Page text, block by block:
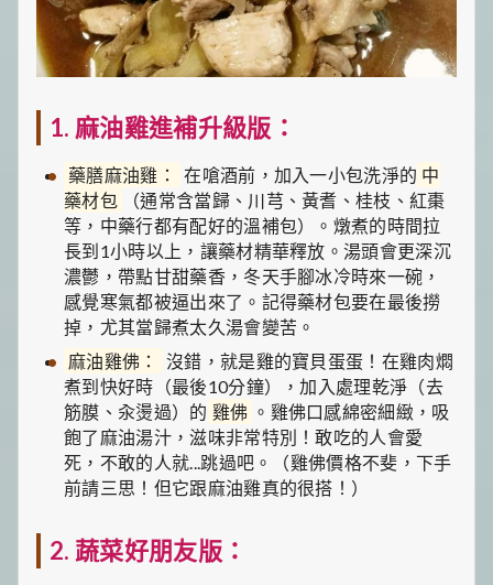
1. 麻油雞進補升級版：
藥膳麻油雞： 在嗆酒前，加入一小包洗淨的 中
藥材包
（通常含當歸、川芎、黃耆、桂枝、紅棗
等，中藥行都有配好的溫補包）。燉煮的時間拉
長到1小時以上，讓藥材精華釋放。湯頭會更深沉
濃鬱，帶點甘甜藥香，冬天手腳冰冷時來一碗，
感覺寒氣都被逼出來了。記得藥材包要在最後撈
掉，尤其當歸煮太久湯會變苦。
麻油雞佛：
沒錯，就是雞的寶貝蛋蛋！在雞肉燜
煮到快好時（最後10分鐘），加入處理乾淨（去
筋膜、汆燙過）的 雞佛 。雞佛口感綿密細緻，吸
飽了麻油湯汁，滋味非常特別！敢吃的人會愛
死，不敢的人就...跳過吧。（雞佛價格不斐，下手
前請三思！但它跟麻油雞真的很搭！）
2. 蔬菜好朋友版：